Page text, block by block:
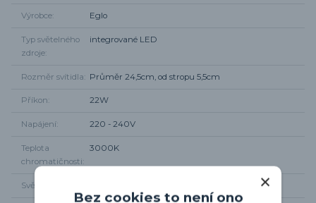
Výrobce Eglo
Typ světelného
zdroje
integrované LED
Rozměr svítidla Průměr 24,5cm, od stropu 5,5cm
Příkon 22W
Napájení 220 - 240V
Teplota
chromatičnosti
3000K
Světelný tok
Bez cookies to není ono